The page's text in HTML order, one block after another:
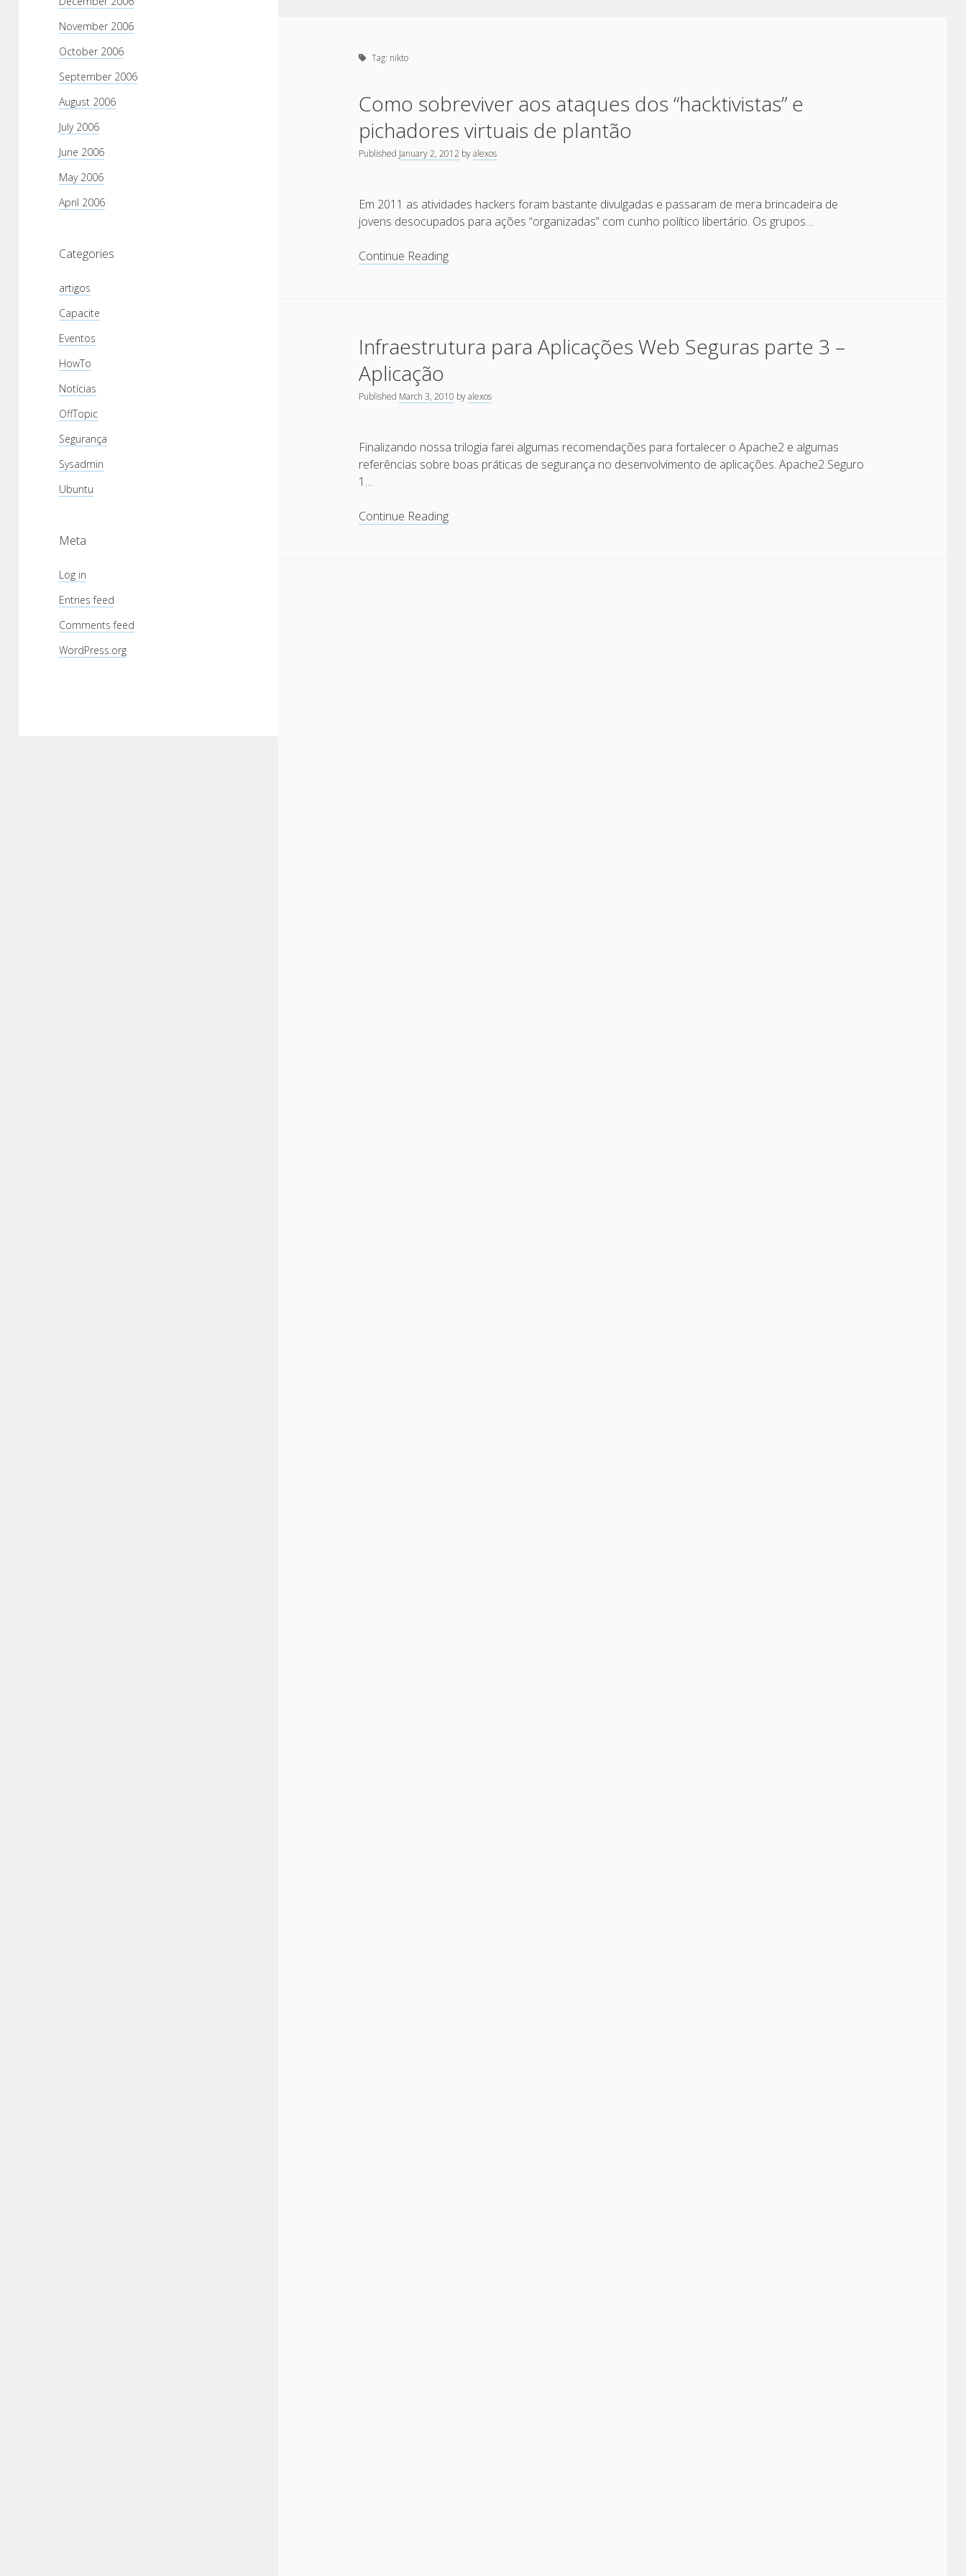
November 2006
October 2006
September 2006
August 2006
July 2006
June 2006
May 2006
April 2006
Categories
artigos
Capacite
Eventos
HowTo
Notícias
OffTopic
Segurança
Sysadmin
Ubuntu
Meta
Log in
Entries feed
Comments feed
WordPress.org
Tag: nikto
Como sobreviver aos ataques dos “hacktivistas” e
pichadores virtuais de plantão
Published January 2, 2012 byalexos
Em 2011 as atividades hackers foram bastante divulgadas e passaram de mera brincadeira de
jovens desocupados para ações “organizadas” com cunho político libertário. Os grupos…
Continue ReadingComo
“hacktivistas”
e
virtuais
Infraestrutura para Aplicações Web Seguras parte 3 –
Aplicação
Published March 3, 2010 byalexos
Finalizando nossa trilogia farei algumas recomendações para fortalecer o Apache2 e algumas
referências sobre boas práticas de segurança no desenvolvimento de aplicações. Apache2 Seguro
1…
Continue ReadingInfraestrutura